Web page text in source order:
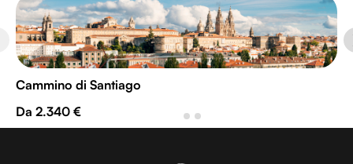
Cammino di Santiago
Da 2.340 €